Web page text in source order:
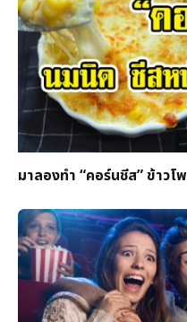
มาลองทำ “คอร์นชีส” ข้าว